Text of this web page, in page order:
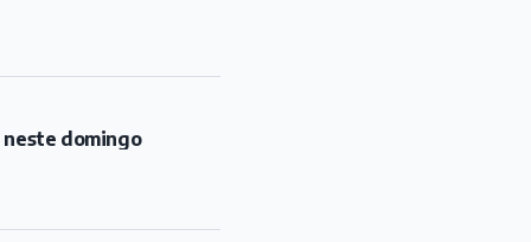
neste domingo